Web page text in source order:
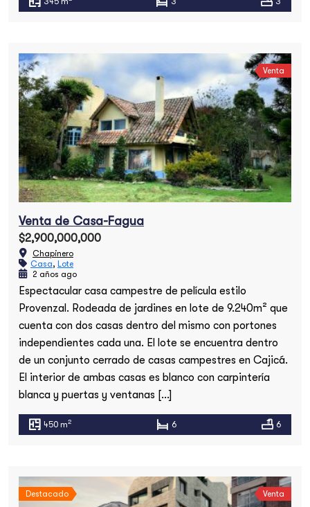
Venta
Venta de Casa-Fagua
$2,900,000,000
Chapinero
Casa, Lote
2 años ago
Espectacular casa campestre de película estilo
Provenzal. Rodeada de jardines en lote de 9.240m² que
cuenta con dos casas dentro del mismo con portones
independientes cada una. El lote se encuentra dentro
de un conjunto cerrado de casas campestres en Cajicá.
El interior de ambas casas es blanco con carpintería
blanca y puertas y ventanas […]
450 m2 6 6
Destacado Venta